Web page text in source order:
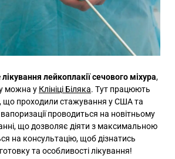
лікування лейкоплакії сечового міхура,
можна у Клініці Біляка. Тут працюють
що проходили стажування у США та
проводиться на новітньому
що дозволяє діяти з максимальною
на консультацію, щоб дізнатись
та особливості лікування!